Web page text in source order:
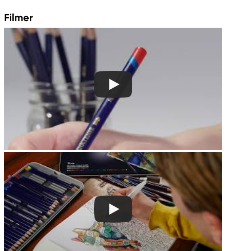
+49 711.81030
Filmer